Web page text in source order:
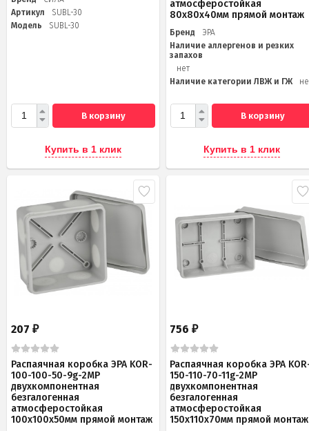
Артикул
SUBL-30
Модель
SUBL-30
В корзину
Купить в 1 клик
атмосферостойкая
80х80х40мм прямой монтаж
Бренд
ЭРА
Наличие аллергенов и резких
запахов
нет
Наличие категории ЛВЖ и ГЖ
В корзину
Купить в 1 клик
207 ₽
Распаячная коробка ЭРА KOR-
100-100-50-9g-2MP
двухкомпонентная
безгалогенная
атмосферостойкая
100х100х50мм прямой монтаж
756₽
Распаячная коробка ЭРА
150-110-70-11g-2MP
двухкомпонентная
безгалогенная
атмосферостойкая
150х110х70мм прямой монтаж